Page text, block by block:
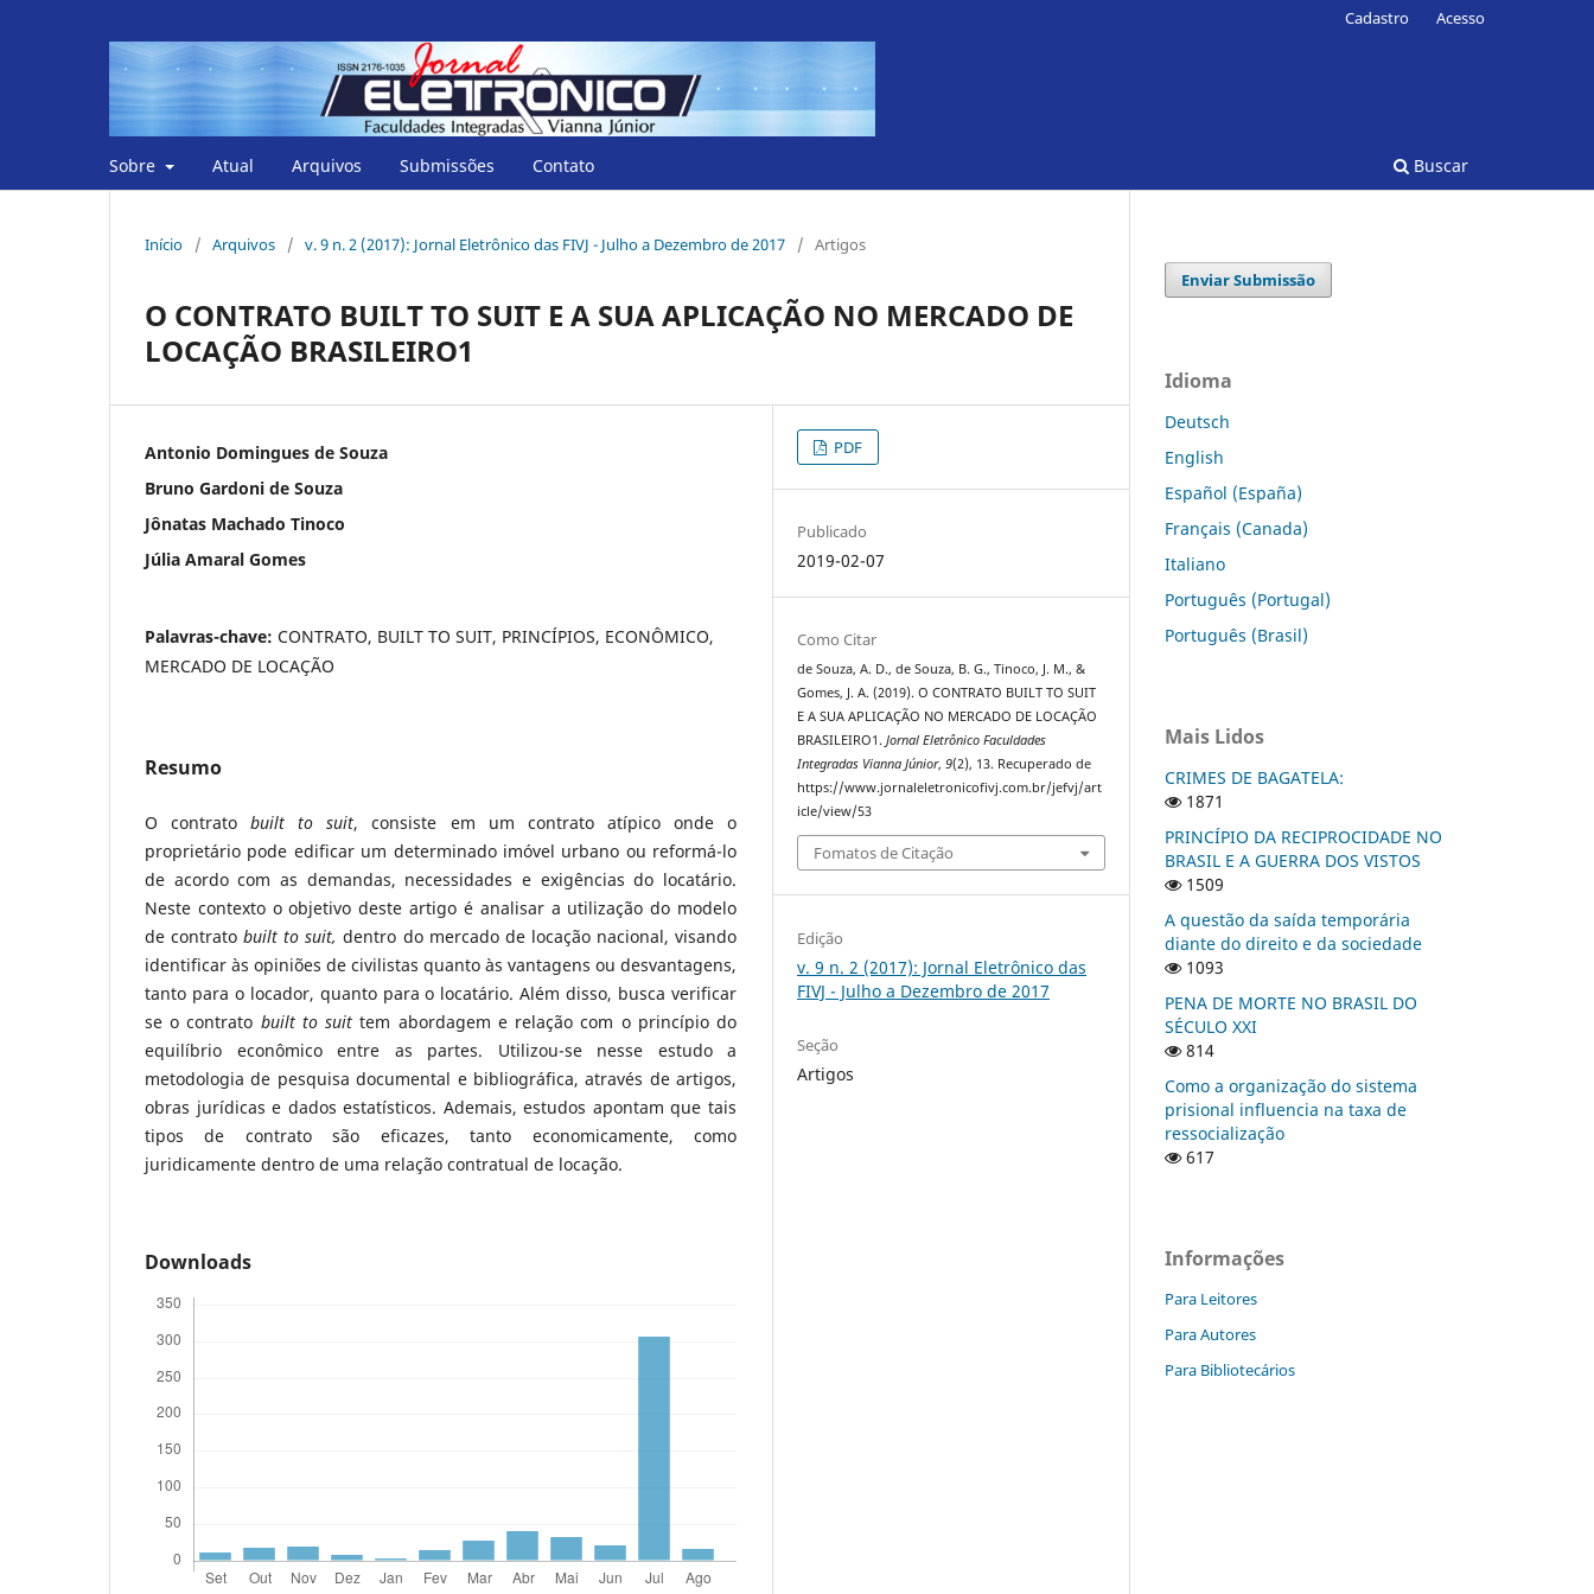
Sobre Atual Arquivos Submissões Contato Buscar
Cadastro Acesso
Início / Arquivos / v. 9 n. 2 (2017): Jornal Eletrônico das FIVJ - Julho a Dezembro de 2017 / Artigos
O CONTRATO BUILT TO SUIT E A SUA APLICAÇÃO NO MERCADO DE
LOCAÇÃO BRASILEIRO1
Antonio Domingues de Souza
Bruno Gardoni de Souza
Jônatas Machado Tinoco
Júlia Amaral Gomes
Palavras-chave: CONTRATO, BUILT TO SUIT, PRINCÍPIOS, ECONÔMICO,
MERCADO DE LOCAÇÃO
Resumo
O contratobuilt to suit, consiste em um contrato atípico onde o
proprietário pode edificar um determinado imóvel urbano ou reformá-lo
de acordo com as demandas, necessidades e exigências do locatário.
Neste contexto o objetivo deste artigo é analisar a utilização do modelo
de contratobuilt to suit, dentro do mercado de locação nacional, visando
identificar às opiniões de civilistas quanto às vantagens ou desvantagens,
tanto para o locador, quanto para o locatário. Além disso, busca verificar
se o contrato built to suit tem abordagem e relação com o princípio do
equilíbrio econômico entre as partes. Utilizou-se nesse estudo a
metodologia de pesquisa documental e bibliográfica, através de artigos,
obras jurídicas e dados estatísticos. Ademais, estudos apontam que tais
tipos de contrato são eficazes, tanto economicamente, como
juridicamente dentro de uma relação contratual de locação.
Downloads
PDF
Publicado
2019-02-07
Como Citar
de Souza, A. D., de Souza, B. G., Tinoco, J. M., &
Gomes, J. A. (2019). O CONTRATO BUILT TO SUIT
E A SUA APLICAÇÃO NO MERCADO DE LOCAÇÃO
BRASILEIRO1.Jornal Eletrônico Faculdades
Integradas Vianna Júnior,9(2), 13. Recuperado de
https://www.jornaleletronicofivj.com.br/jefvj/art
icle/view/53
Fomatos de Citação
Edição
v. 9 n. 2 (2017): Jornal Eletrônico das
FIVJ - Julho a Dezembro de 2017
Seção
Artigos
Enviar Submissão
Idioma
Deutsch
English
Español (España)
Français (Canada)
Italiano
Português (Portugal)
Português (Brasil)
Mais Lidos
CRIMES DE BAGATELA:
1871
PRINCÍPIO DA RECIPROCIDADE NO
BRASIL E A GUERRA DOS VISTOS
1509
A questão da saída temporária
diante do direito e da sociedade
1093
PENA DE MORTE NO BRASIL DO
SÉCULO XXI
814
Como a organização do sistema
prisional influencia na taxa de
ressocialização
617
Informações
Para Leitores
Para Autores
Para Bibliotecários